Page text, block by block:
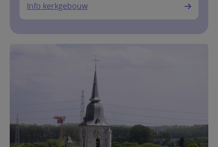
Info kerkgebouw